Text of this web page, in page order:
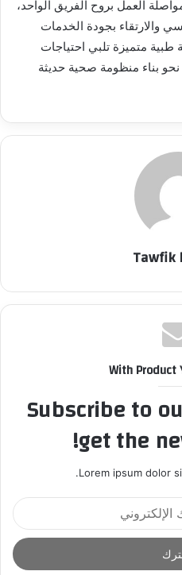
العمل بروح الفريق الواحد،
والارتقاء بجودة الخدمات
طبية متميزة تلبي احتياجات
بناء منظومة صحية حديثة
Tawfik
With Product
Subscribe to
get the
Lorem ipsum dolor